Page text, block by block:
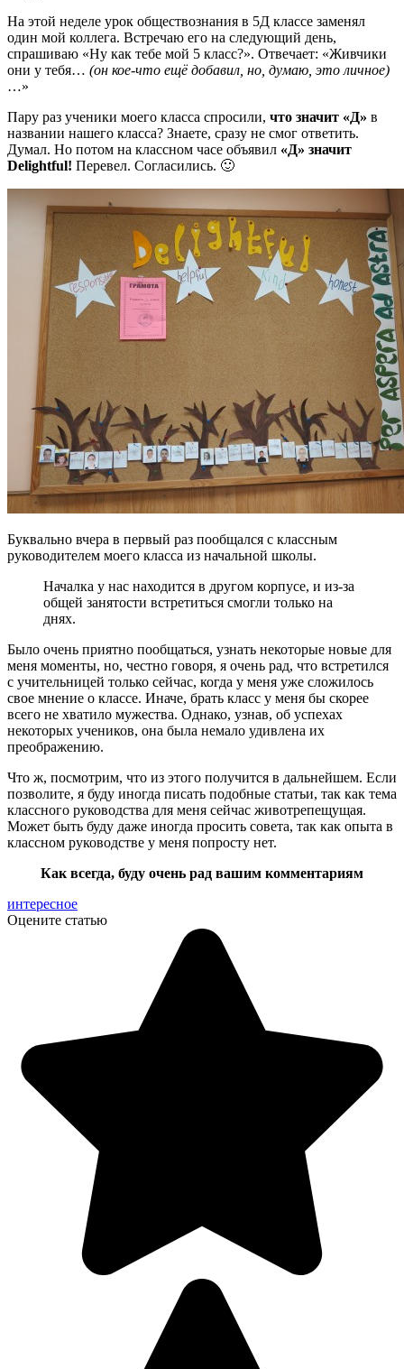
На этой неделе урок обществознания в 5Д классе заменял
один мой коллега. Встречаю его на следующий день,
спрашиваю «Ну как тебе мой 5 класс?». Отвечает: «Живчики
они у тебя… (он кое-что ещё добавил, но, думаю, это личное)
…»
Пару раз ученики моего класса спросили, что значит «Д» в
названии нашего класса? Знаете, сразу не смог ответить.
Думал. Но потом на классном часе объявил «Д» значит
Delightful! Перевел. Согласились. 🙂
Буквально вчера в первый раз пообщался с классным
руководителем моего класса из начальной школы.
Началка у нас находится в другом корпусе, и из-за
общей занятости встретиться смогли только на
днях.
Было очень приятно пообщаться, узнать некоторые новые для
меня моменты, но, честно говоря, я очень рад, что встретился
с учительницей только сейчас, когда у меня уже сложилось
свое мнение о классе. Иначе, брать класс у меня бы скорее
всего не хватило мужества. Однако, узнав, об успехах
некоторых учеников, она была немало удивлена их
преображению.
Что ж, посмотрим, что из этого получится в дальнейшем. Если
позволите, я буду иногда писать подобные статьи, так как тема
классного руководства для меня сейчас животрепещущая.
Может быть буду даже иногда просить совета, так как опыта в
классном руководстве у меня попросту нет.
Как всегда, буду очень рад вашим комментариям
интересное
Оцените статью